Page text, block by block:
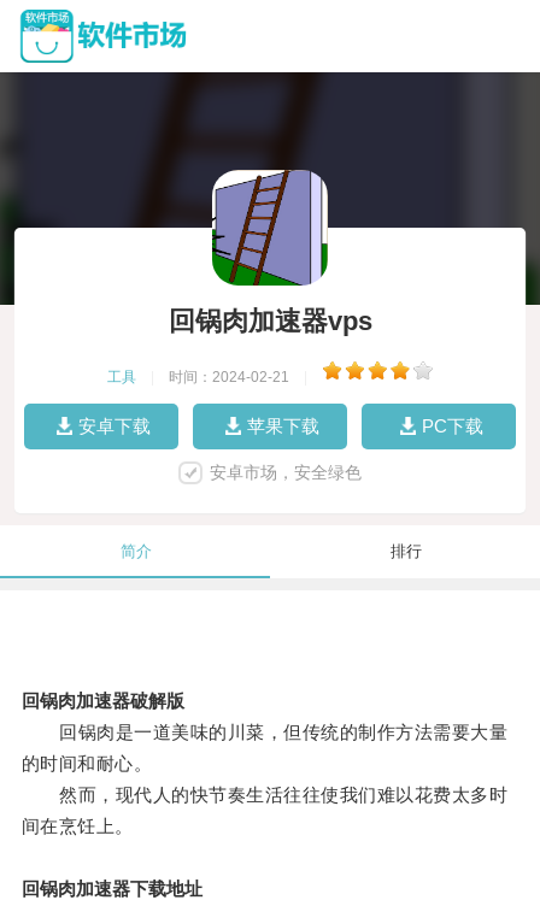
回锅肉加速器vps
工具 时间：2024-02-21
安卓下载 苹果下载 PC下载
安卓市场，安全绿色
简介 排行
回锅肉加速器破解版
回锅肉是一道美味的川菜，但传统的制作方法需要大量
的时间和耐心。
然而，现代人的快节奏生活往往使我们难以花费太多时
间在烹饪上。
回锅肉加速器下载地址